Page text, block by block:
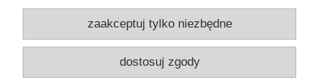
zaakceptuj tylko niezbędne
dostosuj zgody